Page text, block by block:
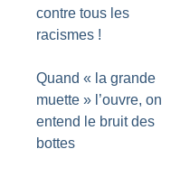
contre tous les
racismes !
Quand « la grande
muette » l’ouvre, on
entend le bruit des
bottes